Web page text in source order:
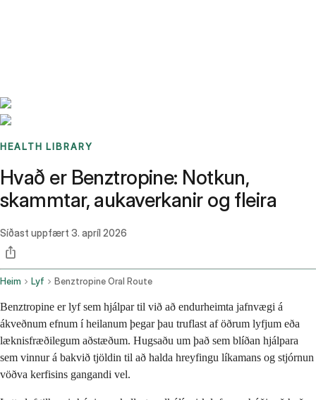
HEALTH LIBRARY
Hvað er Benztropine: Notkun,
skammtar, aukaverkanir og fleira
Síðast uppfært 3. apríl 2026
Heim Lyf Benztropine Oral Route
Benztropine er lyf sem hjálpar til við að endurheimta jafnvægi á
ákveðnum efnum í heilanum þegar þau truflast af öðrum lyfjum eða
læknisfræðilegum aðstæðum. Hugsaðu um það sem blíðan hjálpara
sem vinnur á bakvið tjöldin til að halda hreyfingu líkamans og stjórnun
vöðva kerfisins gangandi vel.